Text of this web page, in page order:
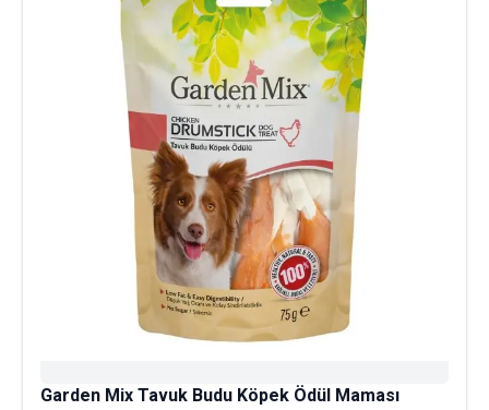
Garden Mix Tavuk Budu Köpek Ödül Maması